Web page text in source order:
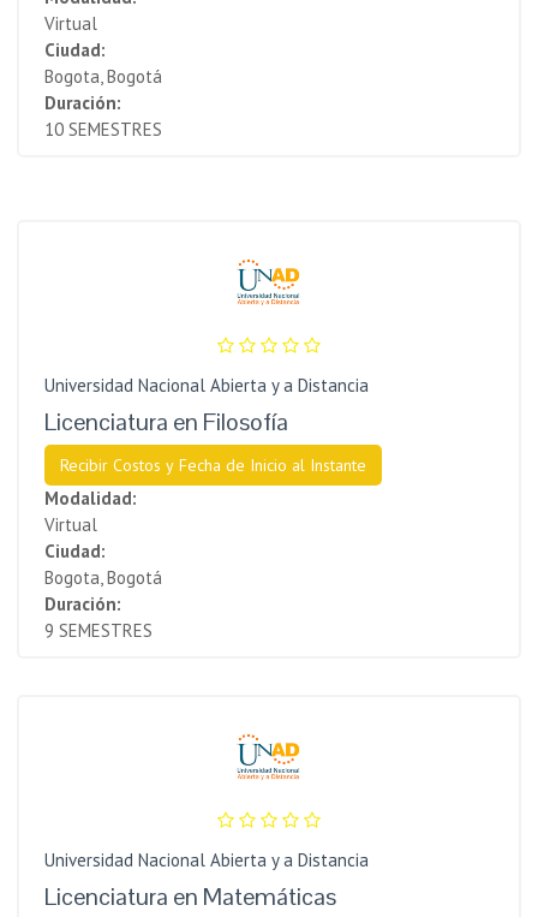
Virtual
Ciudad:
Bogota, Bogotá
Duración:
10 SEMESTRES
Universidad Nacional Abierta y a Distancia
Licenciatura en Filosofía
Recibir Costos y Fecha de Inicio al Instante
Modalidad:
Virtual
Ciudad:
Bogota, Bogotá
Duración:
9 SEMESTRES
Universidad Nacional Abierta y a Distancia
Licenciatura en Matemáticas